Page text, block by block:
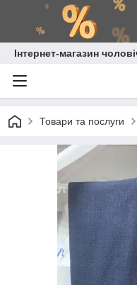
Інтернет-магазин
Товари та послуги